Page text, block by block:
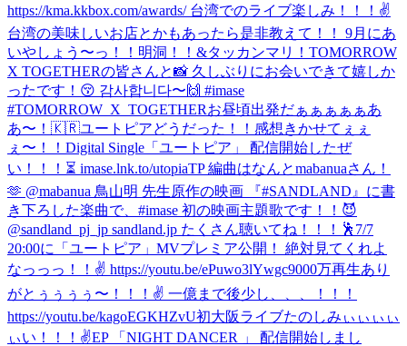
https://kma.kkbox.com/awards/ 台湾でのライブ楽しみ！！！✌️
台湾の美味しいお店とかもあったら是非教えて！！ 9月にあ
いやしょう〜っ！！ 明洞！！&タッカンマリ！ TOMORROW
X TOGETHERの皆さんと📸 久しぶりにお会いできて嬉しか
ったです！😚 감사합니다〜🙌 #imase
#TOMORROW_X_TOGETHERお昼頃出発だぁぁぁぁぁあ
あ〜！🇰🇷ユートピアどうだった！！感想きかせてぇぇ
ぇ〜！！ Digital Single「ユートピア」 配信開始したぜ
い！！！⏳ imase.lnk.to/utopiaTP 編曲はなんとmabanuaさん！
🫶 @mabanua 鳥山明 先生原作の映画 『#SANDLAND』に書
き下ろした楽曲で、#imase 初の映画主題歌です！！😈
@sandland_pj_jp sandland.jp たくさん聴いてね！！！🕺 7/7
20:00に「ユートピア」MVプレミア公開！ 絶対見てくれよ
なっっっ！！✌️ https://youtu.be/ePuwo3lYwgc9000万再生あり
がとぅぅぅぅ〜！！！✌️ 一億まで後少し、、、！！！
https://youtu.be/kagoEGKHZvU初大阪ライブたのしみぃぃぃぃ
ぃい！！！✌️EP 「NIGHT DANCER 」 配信開始しまし